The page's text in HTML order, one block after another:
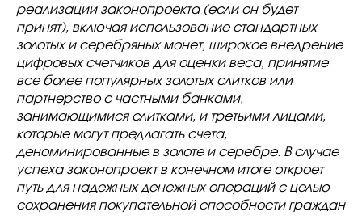
реализации законопроекта (если он будет
принят), включая использование стандартных
золотых и серебряных монет, широкое внедрение
цифровых счетчиков для оценки веса, принятие
все более популярных золотых слитков или
партнерство с частными банками,
занимающимися слитками, и третьими лицами,
которые могут предлагать счета,
деноминированные в золоте и серебре. В случае
успеха законопроект в конечном итоге откроет
путь для надежных денежных операций с целью
сохранения покупательной способности граждан